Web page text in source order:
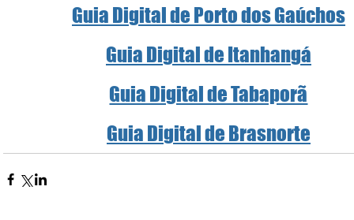
Guia Digital de Porto dos Gaúchos
Guia Digital de Itanhangá
Guia Digital de Tabaporã
Guia Digital de Brasnorte